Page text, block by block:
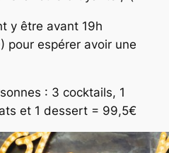
y être avant 19h
pour espérer avoir une
: 3 cocktails, 1
et 1 dessert = 99,5€